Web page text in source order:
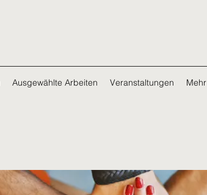
Ausgewählte Arbeiten Veranstaltungen Mehr